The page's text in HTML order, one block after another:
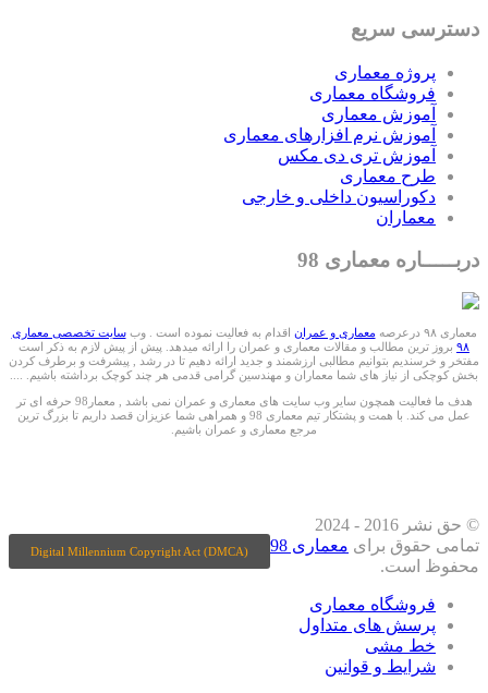
دسترسی سریع
پروژه معماری
فروشگاه معماری
آموزش معماری
آموزش نرم افزارهای معماری
آموزش تری دی مکس
طرح معماری
دکوراسیون داخلی و خارجی
معماران
دربـــــاره معماری 98
معماری ۹۸ درعرصه معماری و عمران اقدام به فعالیت نموده است . وبسایت تخصصی معماری
۹۸ بروز ترین مطالب و مقالات معماری و عمران را ارائه میدهد. پیش از پیش لازم به ذکر است
مفتخر و خرسندیم بتوانیم مطالبی ارزشمند و جدید ارائه دهیم تا در رشد , پیشرفت و برطرف کردن
بخش کوچکی از نیاز های شما معماران و مهندسین گرامی قدمی هر چند کوچک برداشته باشیم. ....
هدف ما فعالیت همچون سایر وب سایت های معماری و عمران نمی باشد , معمار98 حرفه ای تر
عمل می کند. با همت و پشتکار تیم معماری 98 و همراهی شما عزیزان قصد داریم تا بزرگ ترین
مرجع معماری و عمران باشیم.
Digital Millennium Copyright Act (DMCA)
© حق نشر 2016 - 2024
تمامی حقوق برای معماری 98
محفوظ است.
فروشگاه معماری
پرسش های متداول
خط مشی
شرایط و قوانین